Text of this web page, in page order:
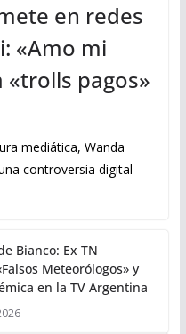
en redes
«Amo mi
«trolls pagos»
mediática, Wanda
controversia digital
Bianco: Ex TN
Meteorólogos» y
en la TV Argentina